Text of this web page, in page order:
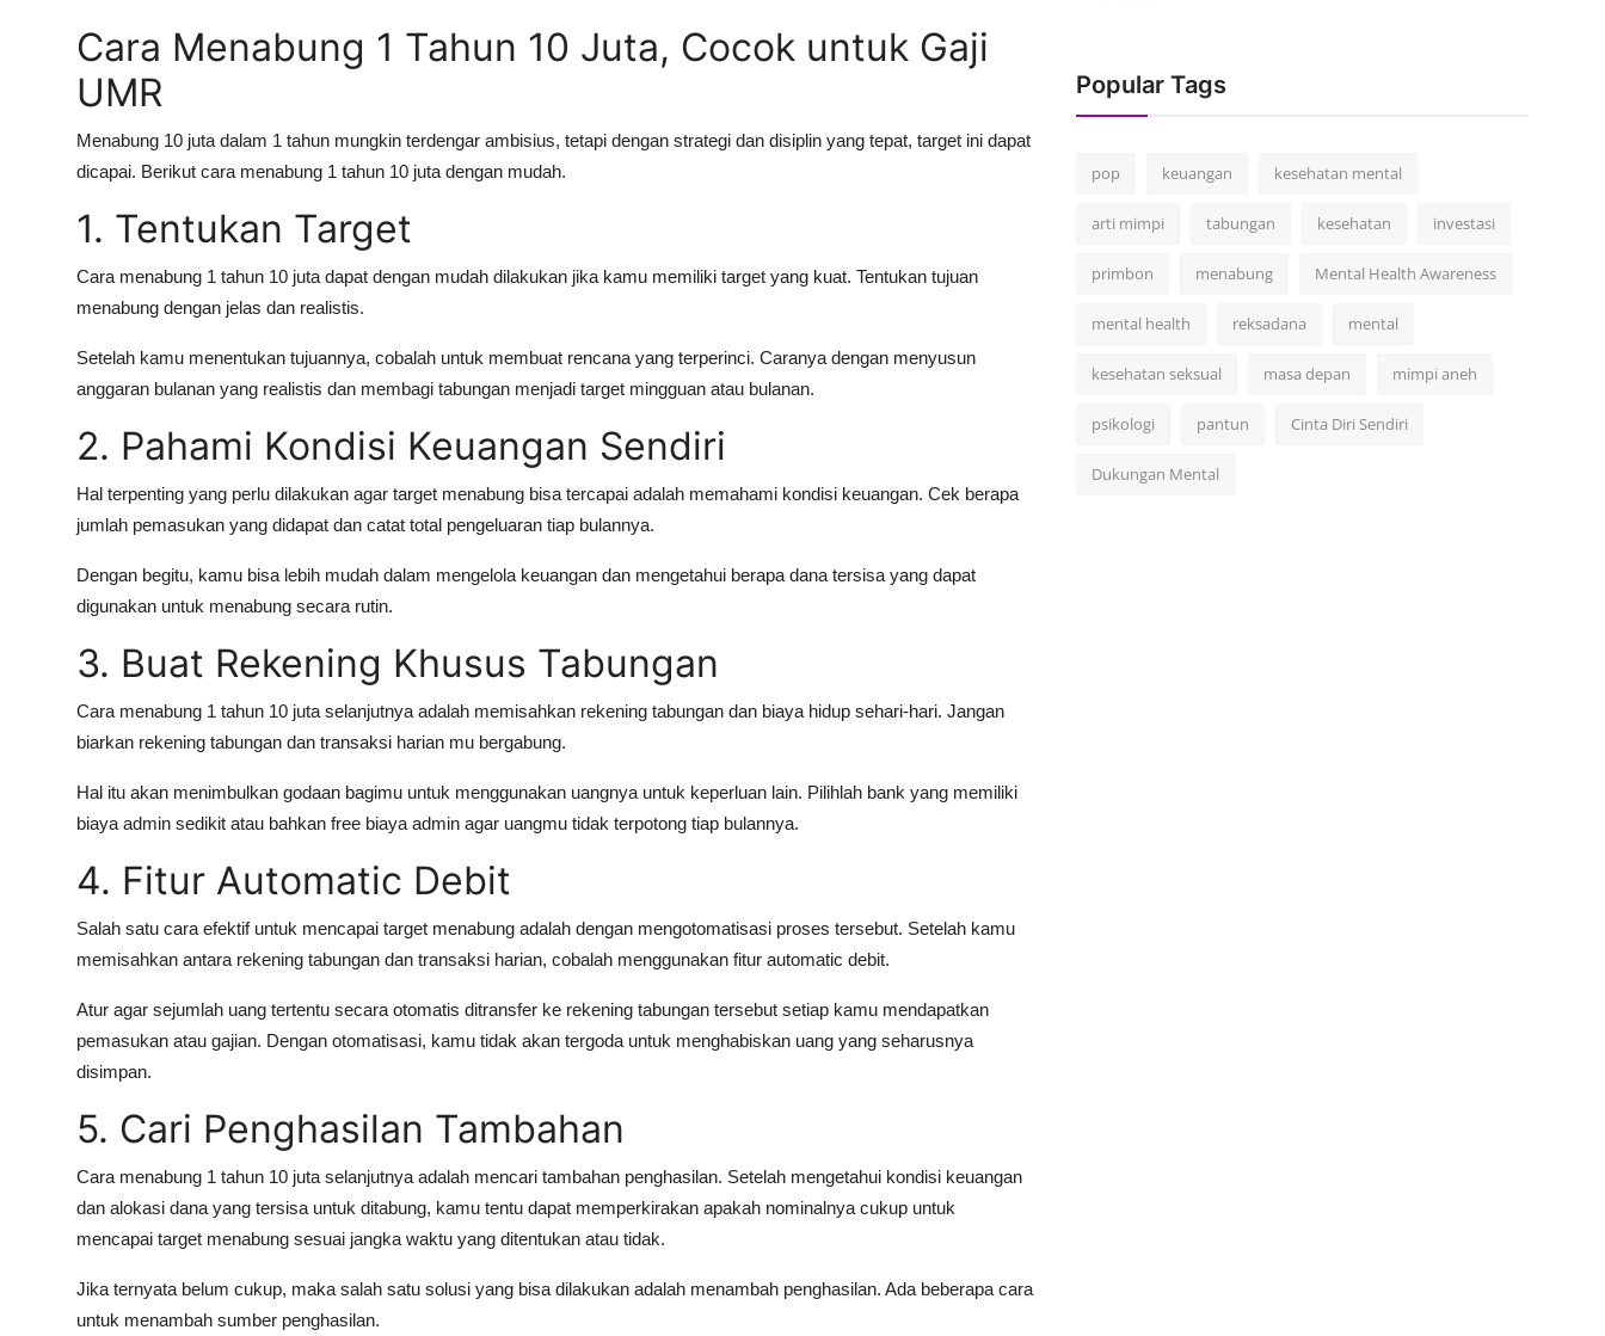
Cara Menabung 1 Tahun 10 Juta, Cocok untuk Gaji
UMR
Menabung 10 juta dalam 1 tahun mungkin terdengar ambisius, tetapi dengan strategi dan disiplin yang tepat, target ini dapat
dicapai. Berikut cara menabung 1 tahun 10 juta dengan mudah.
1. Tentukan Target
Cara menabung 1 tahun 10 juta dapat dengan mudah dilakukan jika kamu memiliki target yang kuat. Tentukan tujuan
menabung dengan jelas dan realistis.
Setelah kamu menentukan tujuannya, cobalah untuk membuat rencana yang terperinci. Caranya dengan menyusun
anggaran bulanan yang realistis dan membagi tabungan menjadi target mingguan atau bulanan.
2. Pahami Kondisi Keuangan Sendiri
Hal terpenting yang perlu dilakukan agar target menabung bisa tercapai adalah memahami kondisi keuangan. Cek berapa
jumlah pemasukan yang didapat dan catat total pengeluaran tiap bulannya.
Dengan begitu, kamu bisa lebih mudah dalam mengelola keuangan dan mengetahui berapa dana tersisa yang dapat
digunakan untuk menabung secara rutin.
3. Buat Rekening Khusus Tabungan
Cara menabung 1 tahun 10 juta selanjutnya adalah memisahkan rekening tabungan dan biaya hidup sehari-hari. Jangan
biarkan rekening tabungan dan transaksi harian mu bergabung.
Hal itu akan menimbulkan godaan bagimu untuk menggunakan uangnya untuk keperluan lain. Pilihlah bank yang memiliki
biaya admin sedikit atau bahkan free biaya admin agar uangmu tidak terpotong tiap bulannya.
4. Fitur Automatic Debit
Salah satu cara efektif untuk mencapai target menabung adalah dengan mengotomatisasi proses tersebut. Setelah kamu
memisahkan antara rekening tabungan dan transaksi harian, cobalah menggunakan fitur automatic debit.
Atur agar sejumlah uang tertentu secara otomatis ditransfer ke rekening tabungan tersebut setiap kamu mendapatkan
pemasukan atau gajian. Dengan otomatisasi, kamu tidak akan tergoda untuk menghabiskan uang yang seharusnya
disimpan.
5. Cari Penghasilan Tambahan
Cara menabung 1 tahun 10 juta selanjutnya adalah mencari tambahan penghasilan. Setelah mengetahui kondisi keuangan
dan alokasi dana yang tersisa untuk ditabung, kamu tentu dapat memperkirakan apakah nominalnya cukup untuk
mencapai target menabung sesuai jangka waktu yang ditentukan atau tidak.
Jika ternyata belum cukup, maka salah satu solusi yang bisa dilakukan adalah menambah penghasilan. Ada beberapa cara
untuk menambah sumber penghasilan.
Popular Tags
pop keuangan kesehatan mental
arti mimpi tabungan kesehatan investasi
primbon menabung Mental Health Awareness
mental health reksadana mental
kesehatan seksual masa depan mimpi aneh
psikologi pantun Cinta Diri Sendiri
Dukungan Mental